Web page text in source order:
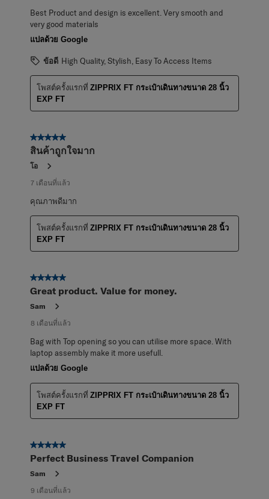
Best Product and design is excellent. Very smooth and
very good materials
แปลด้วย Google
ข้อดี High Quality, Stylish, Easy To Access Items
โพสต์ครั้งแรกที่ ZIPPRIX FT กระเป๋าเดินทางขนาด 28 นิ้ว
EXP FT
5 จาก 5 ดาว
สินค้าถูกใจมาก
โอ
7 เดือนที่แล้ว
คุณภาพดีมาก
โพสต์ครั้งแรกที่ ZIPPRIX FT กระเป๋าเดินทางขนาด 28 นิ้ว
EXP FT
5 จาก 5 ดาว
Great product. Value for money.
Sam
8 เดือนที่แล้ว
Bag with Top opening so you can utilise more space. With
laptop assembly make it more usefull.
แปลด้วย Google
โพสต์ครั้งแรกที่ ZIPPRIX FT กระเป๋าเดินทางขนาด 28 นิ้ว
EXP FT
5 จาก 5 ดาว
Perfect Business Travel Companion
Sam
9 เดือนที่แล้ว